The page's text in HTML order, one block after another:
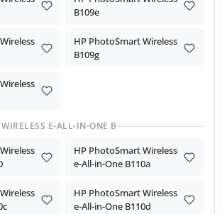
B109e
HP PhotoSmart Wireless
B109g
E-ALL-IN-ONE B
HP PhotoSmart Wireless
e-All-in-One B110a
HP PhotoSmart Wireless
e-All-in-One B110d